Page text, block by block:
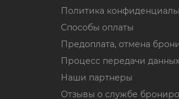
Политика
Способы оплаты
Предоплата, отмена
Процесс передачи данных
Наши партнеры
Отзывы о службе